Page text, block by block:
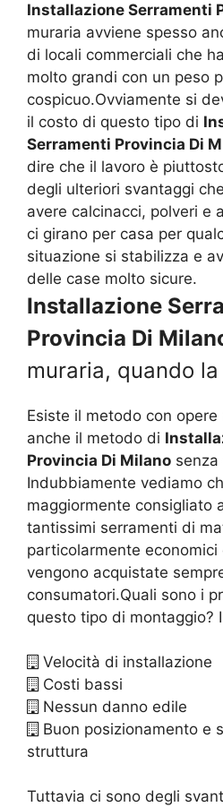
Installazione Serramenti
muraria avviene spesso
di locali commerciali che
molto grandi con un peso
cospicuo.Ovviamente si
il costo di questo tipo di
Serramenti Provincia Di
dire che il lavoro è
degli ulteriori svantaggi
avere calcinacci, polveri e
ci girano per casa per
situazione si stabilizza e
delle case molto sicure.
Installazione
Provincia Di
muraria, quando
Esiste il metodo con opere
anche il metodo di
Provincia Di Milano senza
Indubbiamente vediamo
maggiormente consigliato
tantissimi serramenti di
particolarmente economici
vengono acquistate
consumatori.Quali sono i
questo tipo di montaggio?
Velocità di installazione
Costi bassi
Nessun danno edile
Buon posizionamento e
struttura
Tuttavia ci sono degli